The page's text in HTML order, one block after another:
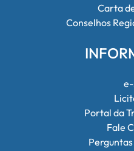
Carta
Conselhos
Portal da
Fale